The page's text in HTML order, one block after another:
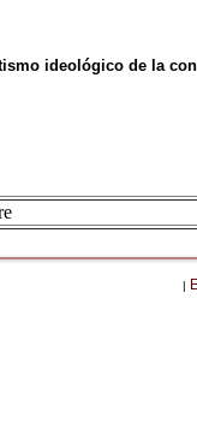
ideológico de la
|